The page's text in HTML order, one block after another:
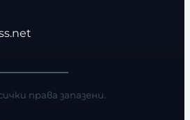
права запазени.